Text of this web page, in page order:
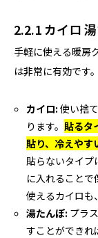
2.2.1 カイロ
手軽に使える暖房
は非常に有効です。
カイロ: 使い捨
ります。貼るタ
貼り、冷えやす
貼らないタイプ
に入れること
使えるカイロも
湯たんぽ: プラ
すことができれ